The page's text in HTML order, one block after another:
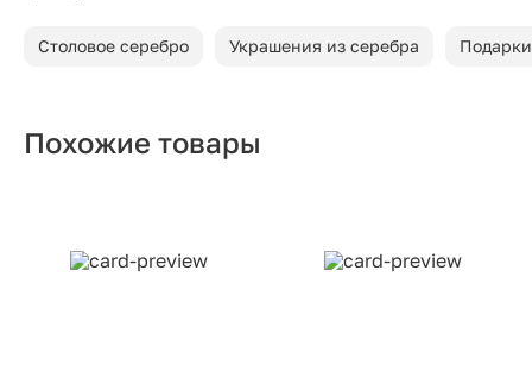
Столовое серебро Украшения из серебра
Похожие товары